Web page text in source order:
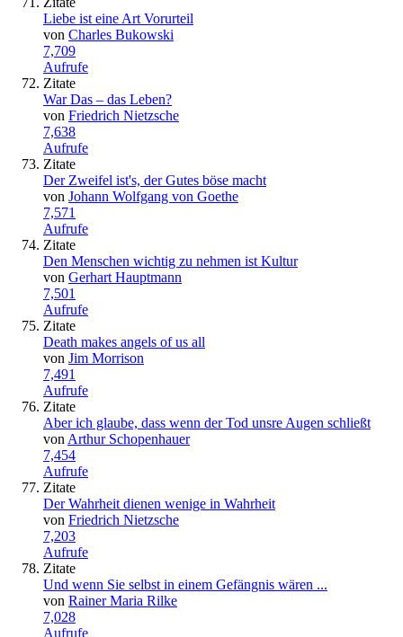
Liebe ist eine Art Vorurteil
von Charles Bukowski
7,709
Aufrufe
Zitate
War Das – das Leben?
von Friedrich Nietzsche
7,638
Aufrufe
Zitate
Der Zweifel ist's, der Gutes böse macht
von Johann Wolfgang von Goethe
7,571
Aufrufe
Zitate
Den Menschen wichtig zu nehmen ist Kultur
von Gerhart Hauptmann
7,501
Aufrufe
Zitate
Death makes angels of us all
von Jim Morrison
7,491
Aufrufe
Zitate
Aber ich glaube, dass wenn der Tod unsre Augen schließt
von Arthur Schopenhauer
7,454
Aufrufe
Zitate
Der Wahrheit dienen wenige in Wahrheit
von Friedrich Nietzsche
7,203
Aufrufe
Zitate
Und wenn Sie selbst in einem Gefängnis wären ...
von Rainer Maria Rilke
7,028
Aufrufe